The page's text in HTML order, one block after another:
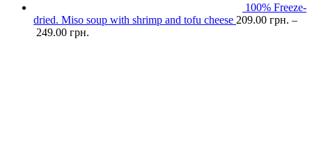
100% Freeze-
dried. Miso soup with shrimp and tofu cheese 209.00 грн. –
249.00 грн.